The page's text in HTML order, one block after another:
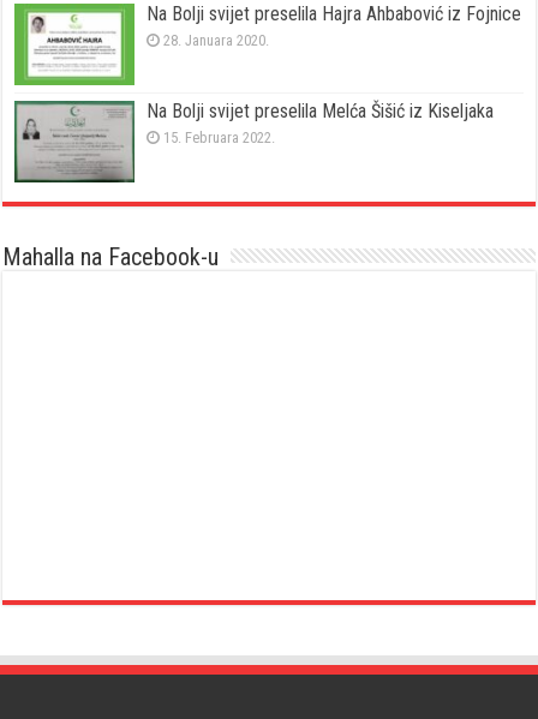
Na Bolji svijet preselila Hajra Ahbabović iz Fojnice
28. Januara 2020.
Na Bolji svijet preselila Melća Šišić iz Kiseljaka
15. Februara 2022.
Mahalla na Facebook-u